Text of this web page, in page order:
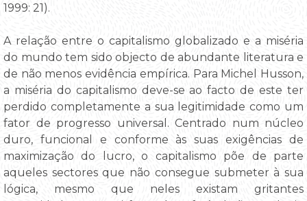
1999: 21).
A relação entre o capitalismo globalizado e a miséria
do mundo tem sido objecto de abundante literatura e
de não menos evidência empírica. Para Michel Husson,
a miséria do capitalismo deve-se ao facto de este ter
perdido completamente a sua legitimidade como um
fator de progresso universal. Centrado num núcleo
duro, funcional e conforme às suas exigências de
maximização do lucro, o capitalismo põe de parte
aqueles sectores que não consegue submeter à sua
lógica, mesmo que neles existam gritantes